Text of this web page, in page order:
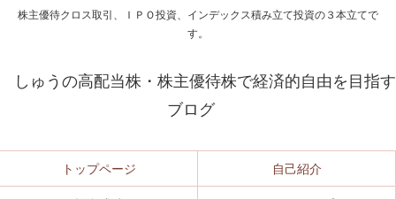
株主優待クロス取引、ＩＰＯ投資、インデックス積み立て投資の３本立てで
す。
しゅうの高配当株・株主優待株で経済的自由を目指す
ブログ
トップページ 自己紹介